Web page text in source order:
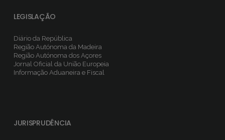
LEGISLAÇÃO
Diário da República
Região Autónoma da Madeira
Região Autónoma dos Açores
Jornal Oficial da União Europeia
Informação Aduaneira e Fiscal
JURISPRUDÊNCIA